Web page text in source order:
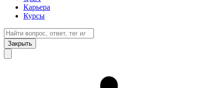
Карьера
Курсы
Закрыть